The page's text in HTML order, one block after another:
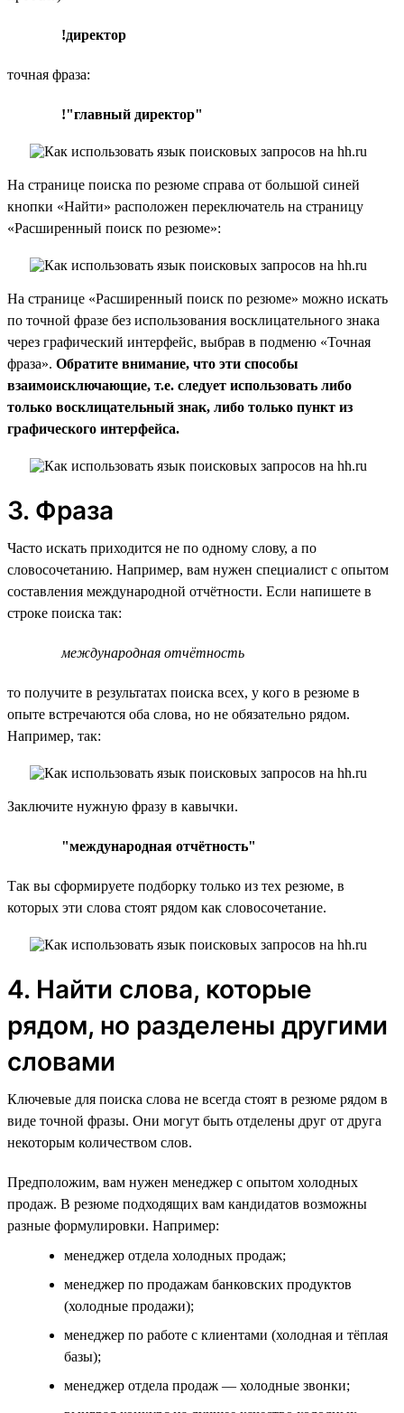
!директор
точная фраза:
!"главный директор"
На странице поиска по резюме справа от большой синей
кнопки «Найти» расположен переключатель на страницу
«Расширенный поиск по резюме»:
На странице «Расширенный поиск по резюме» можно искать
по точной фразе без использования восклицательного знака
через графический интерфейс, выбрав в подменю «Точная
фраза». Обратите внимание, что эти способы
взаимоисключающие, т.е. следует использовать либо
только восклицательный знак, либо только пункт из
графического интерфейса.
3. Фраза
Часто искать приходится не по одному слову, а по
словосочетанию. Например, вам нужен специалист с опытом
составления международной отчётности. Если напишете в
строке поиска так:
международная отчётность
то получите в результатах поиска всех, у кого в резюме в
опыте встречаются оба слова, но не обязательно рядом.
Например, так:
Заключите нужную фразу в кавычки.
"международная отчётность"
Так вы сформируете подборку только из тех резюме, в
которых эти слова стоят рядом как словосочетание.
4. Найти слова, которые
рядом, но разделены другими
словами
Ключевые для поиска слова не всегда стоят в резюме рядом в
виде точной фразы. Они могут быть отделены друг от друга
некоторым количеством слов.
Предположим, вам нужен менеджер с опытом холодных
продаж. В резюме подходящих вам кандидатов возможны
разные формулировки. Например:
менеджер отдела холодных продаж;
менеджер по продажам банковских продуктов
(холодные продажи);
менеджер по работе с клиентами (холодная и тёплая
базы);
менеджер отдела продаж — холодные звонки;